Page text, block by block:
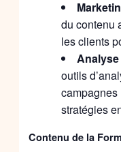
du contenu
les clients
outils
stratégies
Contenu de la